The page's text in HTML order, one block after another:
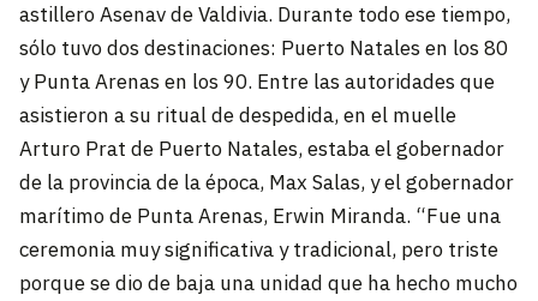
astillero Asenav de Valdivia. Durante todo ese tiempo,
sólo tuvo dos destinaciones: Puerto Natales en los 80
y Punta Arenas en los 90. Entre las autoridades que
asistieron a su ritual de despedida, en el muelle
Arturo Prat de Puerto Natales, estaba el gobernador
de la provincia de la época, Max Salas, y el gobernador
marítimo de Punta Arenas, Erwin Miranda. “Fue una
ceremonia muy significativa y tradicional, pero triste
porque se dio de baja una unidad que ha hecho mucho